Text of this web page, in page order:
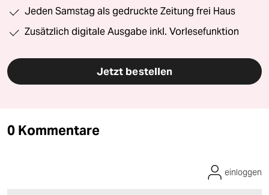
Jeden Samstag als gedruckte Zeitung frei Haus
Zusätzlich digitale Ausgabe inkl. Vorlesefunktion
Jetzt bestellen
0 Kommentare
einloggen